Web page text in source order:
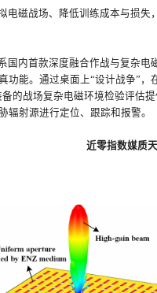
电磁战场、降低训练成本与损
内首款深度融合作战与复杂
功能。通过桌面上“设计战争”
的战场复杂电磁环境检验评估
辐射源进行定位、跟踪和报警。
近零指数媒质